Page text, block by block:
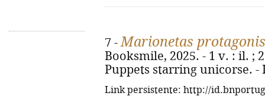
7 -Marionetas
Booksmile, 2025. - 1 v. : il. ;
Puppets starring unicorse. -
Link persistente: http://